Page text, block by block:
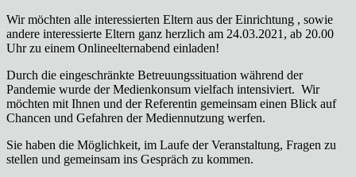
Wir möchten alle interessierten Eltern aus der Einrichtung , sowie
andere interessierte Eltern ganz herzlich am 24.03.2021, ab 20.00
Uhr zu einem Onlineelternabend einladen!
Durch die eingeschränkte Betreuungssituation während der
Pandemie wurde der Medienkonsum vielfach intensiviert. Wir
möchten mit Ihnen und der Referentin gemeinsam einen Blick auf
Chancen und Gefahren der Mediennutzung werfen.
Sie haben die Möglichkeit, im Laufe der Veranstaltung, Fragen zu
stellen und gemeinsam ins Gespräch zu kommen.